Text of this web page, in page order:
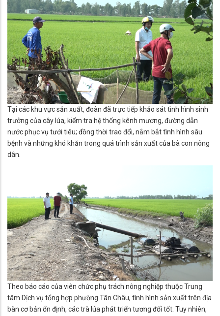
Tại các khu vực sản xuất, đoàn đã trực tiếp khảo sát tình hình sinh
trưởng của cây lúa, kiểm tra hệ thống kênh mương, đường dẫn
nước phục vụ tưới tiêu; đồng thời trao đổi, nắm bắt tình hình sâu
bệnh và những khó khăn trong quá trình sản xuất của bà con nông
dân.
Theo báo cáo của viên chức phụ trách nông nghiệp thuộc Trung
tâm Dịch vụ tổng hợp phường Tân Châu, tình hình sản xuất trên địa
bàn cơ bản ổn định, các trà lúa phát triển tương đối tốt. Tuy nhiên,